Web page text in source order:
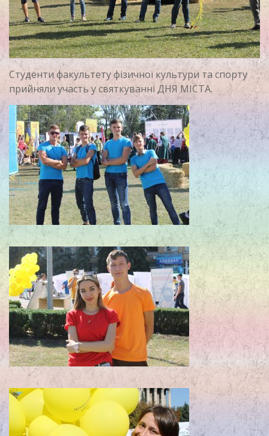
Студенти факультету фізичної культури та спорту
прийняли участь у святкуванні ДНЯ МІСТА.